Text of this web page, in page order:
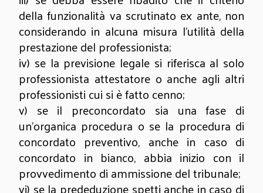
della funzionalità va scrutinato ex ante, non
considerando in alcuna misura l'utilità della
prestazione del professionista;
iv) se la previsione legale si riferisca al solo
professionista attestatore o anche agli altri
professionisti cui si è fatto cenno;
v) se il preconcordato sia una fase di
un'organica procedura o se la procedura di
concordato preventivo, anche in caso di
concordato in bianco, abbia inizio con il
provvedimento di ammissione del tribunale;